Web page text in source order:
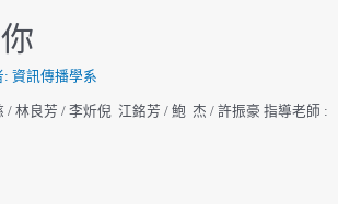
: 資訊傳播學系
/ 林良芳 / 李炘倪 江銘芳 / 鮑 杰 / 許振豪 指導老師 :